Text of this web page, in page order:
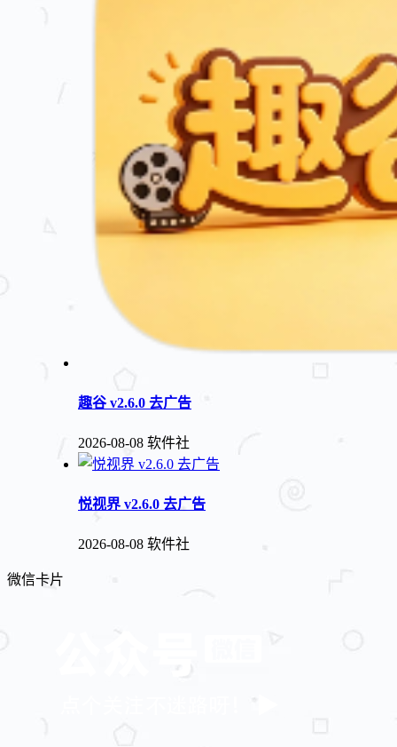
趣谷 v2.6.0 去广告
2026-08-08 软件社
悦视界 v2.6.0 去广告
2026-08-08 软件社
微信卡片